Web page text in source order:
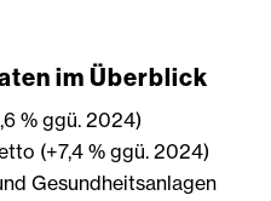
im Überblick
% ggü. 2024)
(+7,4 % ggü. 2024)
Gesundheitsanlagen